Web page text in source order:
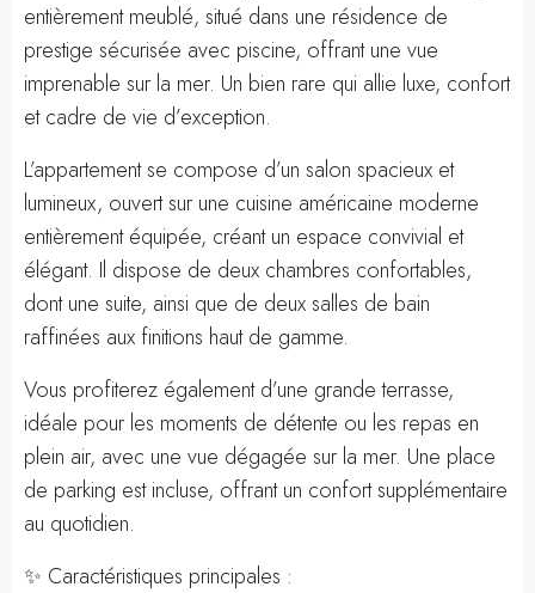
entièrement meublé, situé dans une résidence de
prestige sécurisée avec piscine, offrant une vue
imprenable sur la mer. Un bien rare qui allie luxe, confort
et cadre de vie d’exception.
L’appartement se compose d’un salon spacieux et
lumineux, ouvert sur une cuisine américaine moderne
entièrement équipée, créant un espace convivial et
élégant. Il dispose de deux chambres confortables,
dont une suite, ainsi que de deux salles de bain
raffinées aux finitions haut de gamme.
Vous profiterez également d’une grande terrasse,
idéale pour les moments de détente ou les repas en
plein air, avec une vue dégagée sur la mer. Une place
de parking est incluse, offrant un confort supplémentaire
au quotidien.
✨ Caractéristiques principales :